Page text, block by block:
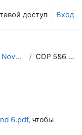
доступ Вход
6th Meeting of the CDP (1 & 2 November 2022) CDP 5&6 Report
6.pdf, чтобы